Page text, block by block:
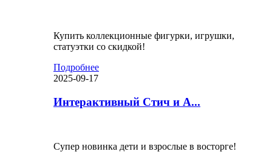
Купить коллекционные фигурки, игрушки,
статуэтки со скидкой!
Подробнее
2025-09-17
Интерактивный Стич и А...
Супер новинка дети и взрослые в восторге!